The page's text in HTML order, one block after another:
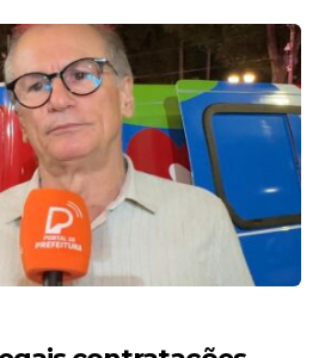
entendem que o
merece explicações por